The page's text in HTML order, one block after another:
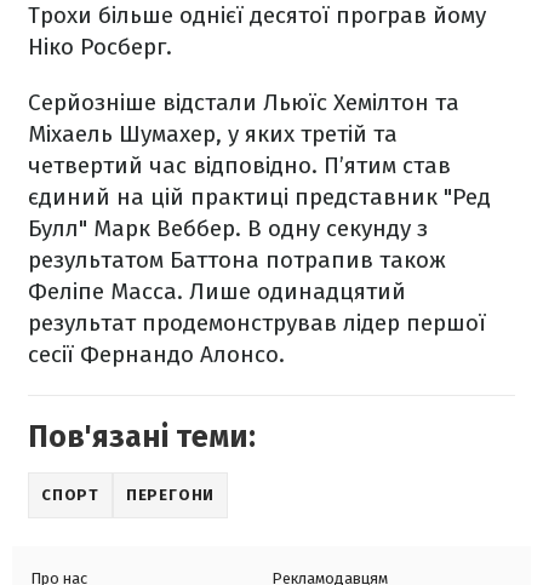
Трохи більше однієї десятої програв йому
Ніко Росберг.
Серйозніше відстали Льюїс Хемілтон та
Міхаель Шумахер, у яких третій та
четвертий час відповідно. П’ятим став
єдиний на цій практиці представник "Ред
Булл" Марк Веббер. В одну секунду з
результатом Баттона потрапив також
Феліпе Масса. Лише одинадцятий
результат продемонстрував лідер першої
сесії Фернандо Алонсо.
Пов'язані теми:
СПОРТ ПЕРЕГОНИ
Про нас Рекламодавцям